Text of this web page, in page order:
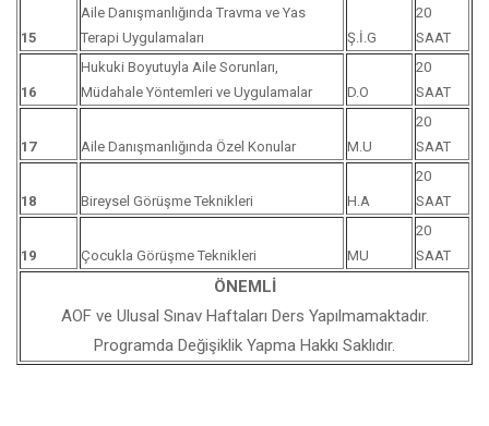
15
Aile Danışmanlığında Travma ve Yas
Terapi Uygulamaları
Ş.İ.G
20
SAAT
16
Hukuki Boyutuyla Aile Sorunları,
Müdahale Yöntemleri ve Uygulamalar
D.O
20
SAAT
17 Aile Danışmanlığında Özel Konular M.U
20
SAAT
18 Bireysel Görüşme Teknikleri H.A
20
SAAT
19 Çocukla Görüşme Teknikleri MU
20
SAAT
ÖNEMLİ
AOF ve Ulusal Sınav Haftaları Ders Yapılmamaktadır.
Programda Değişiklik Yapma Hakkı Saklıdır.